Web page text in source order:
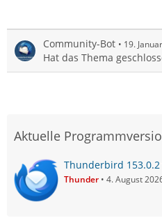
Community-Bot 19.
Hat das Thema
Aktuelle
Thunderbird
Thunder 4. August